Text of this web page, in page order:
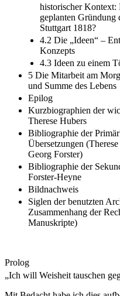
4.1 Ideen zu einem
historischer Kontext:
geplanten Gründung
Stuttgart 1818?
4.2 Die „Ideen“ –
Konzepts
4.3 Ideen zu einem
5 Die Mitarbeit am
und Summe des Lebens
Epilog
Kurzbiographien der
Therese Hubers
Bibliographie der
Übersetzungen
Georg Forster)
Bibliographie der
Forster-Heyne
Bildnachweis
Siglen der benutzten
Zusammenhang der
Prolog